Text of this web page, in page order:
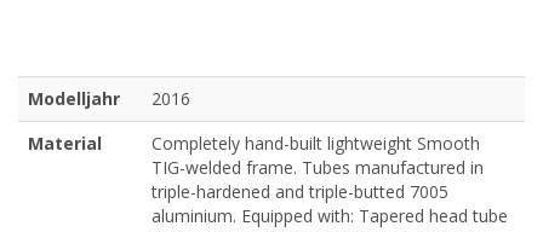
Modelljahr
2016
Material
Completely hand-built lightweight Smooth
TIG-welded frame. Tubes manufactured in
triple-hardened and triple-butted 7005
aluminium. Equipped with: Tapered head tube